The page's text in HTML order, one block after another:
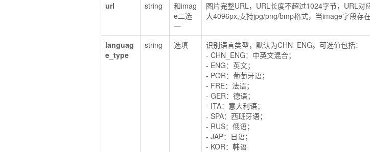
url
string
和imag
e二选
一
图片完整URL，URL长度不超过1024字节，URL
大4096px,支持jpg/png/bmp格式，当image字段存
languag
e_type
string 选填
识别语言类型，默认为CHN_ENG。可选值包括：
- CHN_ENG：中英文混合；
- ENG：英文；
- POR：葡萄牙语；
- FRE：法语；
- GER：德语；
- ITA：意大利语；
- SPA：西班牙语；
- RUS：俄语；
- JAP：日语；
- KOR：韩语